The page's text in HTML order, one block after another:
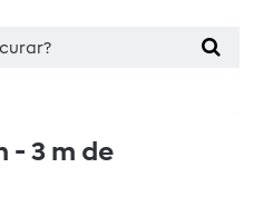
- 3 m de